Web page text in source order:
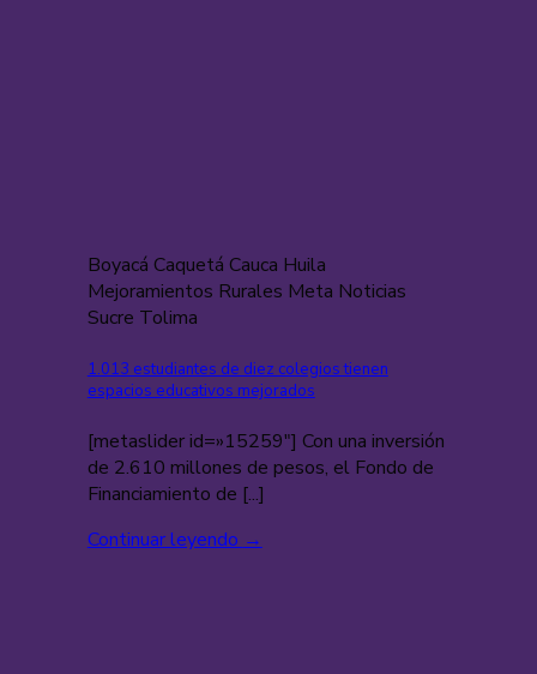
Boyacá Caquetá Cauca Huila
Mejoramientos Rurales Meta Noticias
Sucre Tolima
1.013 estudiantes de diez colegios tienen
espacios educativos mejorados
[metaslider id=»15259″] Con una inversión
de 2.610 millones de pesos, el Fondo de
Financiamiento de [...]
Continuar leyendo →